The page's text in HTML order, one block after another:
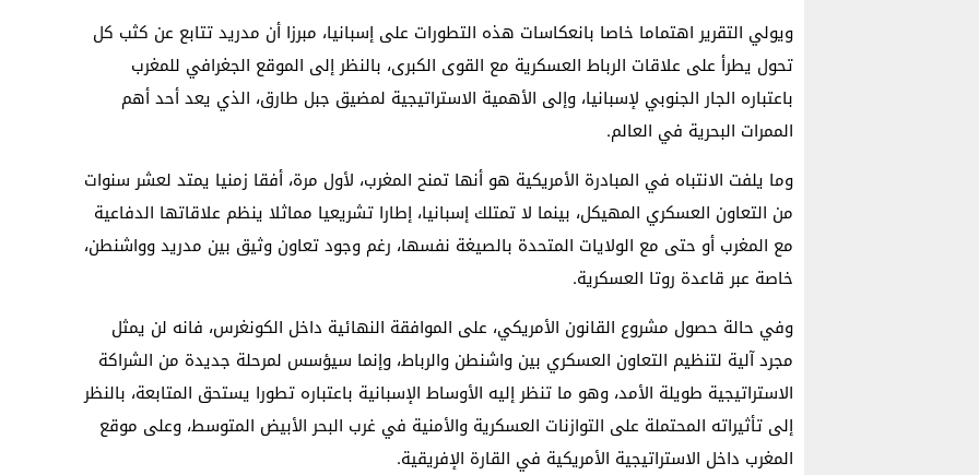
ويولي التقرير اهتماما خاصا بانعكاسات هذه التطورات على إسبانيا، مبرزا أن مدريد تتابع عن كثب كل
تحول يطرأ على علاقات الرباط العسكرية مع القوى الكبرى، بالنظر إلى الموقع الجغرافي للمغرب
باعتباره الجار الجنوبي لإسبانيا، وإلى الأهمية الاستراتيجية لمضيق جبل طارق، الذي يعد أحد أهم
الممرات البحرية في العالم.
وما يلفت الانتباه في المبادرة الأمريكية هو أنها تمنح المغرب، لأول مرة، أفقا زمنيا يمتد لعشر سنوات
من التعاون العسكري المهيكل، بينما لا تمتلك إسبانيا، إطارا تشريعيا مماثلا ينظم علاقاتها الدفاعية
مع المغرب أو حتى مع الولايات المتحدة بالصيغة نفسها، رغم وجود تعاون وثيق بين مدريد وواشنطن،
خاصة عبر قاعدة روتا العسكرية.
وفي حالة حصول مشروع القانون الأمريكي، على الموافقة النهائية داخل الكونغرس، فانه لن يمثل
مجرد آلية لتنظيم التعاون العسكري بين واشنطن والرباط، وإنما سيؤسس لمرحلة جديدة من الشراكة
الاستراتيجية طويلة الأمد، وهو ما تنظر إليه الأوساط الإسبانية باعتباره تطورا يستحق المتابعة، بالنظر
إلى تأثيراته المحتملة على التوازنات العسكرية والأمنية في غرب البحر الأبيض المتوسط، وعلى موقع
المغرب داخل الاستراتيجية الأمريكية في القارة الإفريقية.